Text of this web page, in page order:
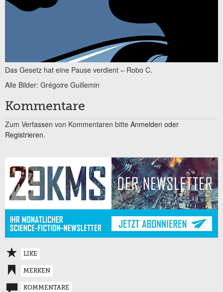
Das Gesetz hat eine Pause verdient – Robo C.
Alle Bilder: Grégoire Guillemin
Kommentare
Zum Verfassen von Kommentaren bitte Anmelden oder
Registrieren.
LIKE
MERKEN
KOMMENTARE